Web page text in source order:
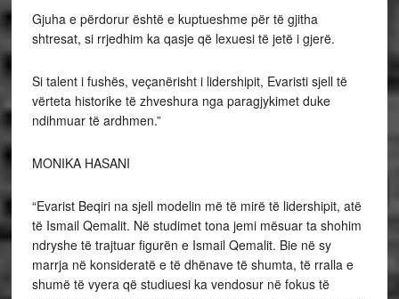
Gjuha e përdorur është e kuptueshme për të gjitha
shtresat, si rrjedhim ka qasje që lexuesi të jetë i gjerë.
Si talent i fushës, veçanërisht i lidershipit, Evaristi sjell të
vërteta historike të zhveshura nga paragjykimet duke
ndihmuar të ardhmen.”
MONIKA HASANI
“Evarist Beqiri na sjell modelin më të mirë të lidershipit, atë
të Ismail Qemalit. Në studimet tona jemi mësuar ta shohim
ndryshe të trajtuar figurën e Ismail Qemalit. Bie në sy
marrja në konsideratë e të dhënave të shumta, të rralla e
shumë të vyera që studiuesi ka vendosur në fokus të